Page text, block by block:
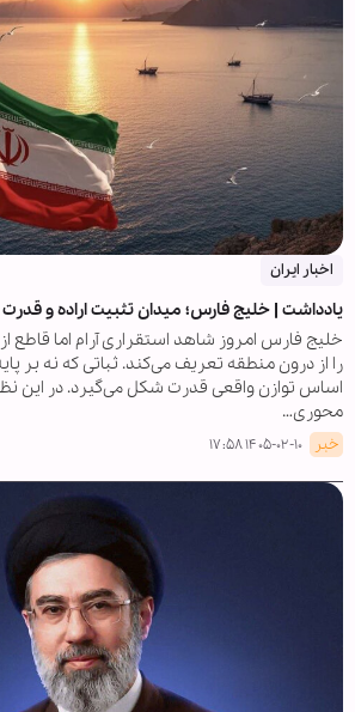
اخبار ایران
یادداشت | خلیج فارس؛ میدان تثبیت اراده و قدرت
خلیج فارس امروز شاهد استقراری آرام اما قاطع
را از درون منطقه تعریف می‌کند. ثباتی که نه بر
اساس توازن واقعی قدرت شکل می‌گیرد. در این
محوری…
خبر ۱۴۰۵-۰۲-۱۰ ۱۷:۵۸